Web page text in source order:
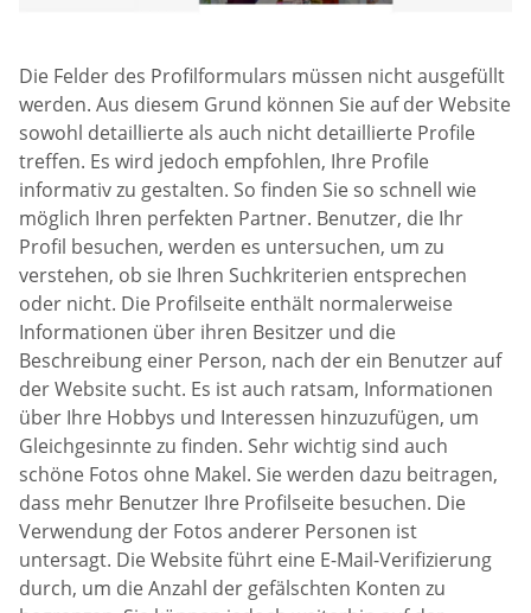
Die Felder des Profilformulars müssen nicht ausgefüllt
werden. Aus diesem Grund können Sie auf der Website
sowohl detaillierte als auch nicht detaillierte Profile
treffen. Es wird jedoch empfohlen, Ihre Profile
informativ zu gestalten. So finden Sie so schnell wie
möglich Ihren perfekten Partner. Benutzer, die Ihr
Profil besuchen, werden es untersuchen, um zu
verstehen, ob sie Ihren Suchkriterien entsprechen
oder nicht. Die Profilseite enthält normalerweise
Informationen über ihren Besitzer und die
Beschreibung einer Person, nach der ein Benutzer auf
der Website sucht. Es ist auch ratsam, Informationen
über Ihre Hobbys und Interessen hinzuzufügen, um
Gleichgesinnte zu finden. Sehr wichtig sind auch
schöne Fotos ohne Makel. Sie werden dazu beitragen,
dass mehr Benutzer Ihre Profilseite besuchen. Die
Verwendung der Fotos anderer Personen ist
untersagt. Die Website führt eine E-Mail-Verifizierung
durch, um die Anzahl der gefälschten Konten zu